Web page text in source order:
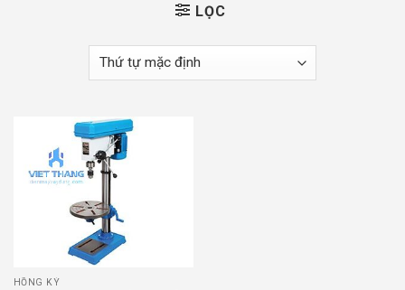
LỌC
HỒNG KÝ